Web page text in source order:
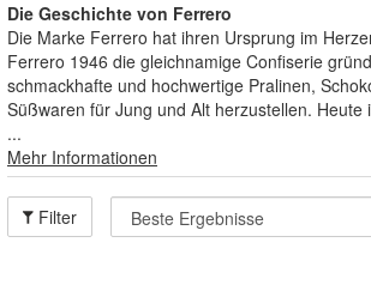
Die Geschichte von Ferrero
Die Marke Ferrero hat ihren Ursprung im
Ferrero 1946 die gleichnamige Confiserie
schmackhafte und hochwertige Pralinen,
Süßwaren für Jung und Alt herzustellen.
...
Mehr Informationen
Filter